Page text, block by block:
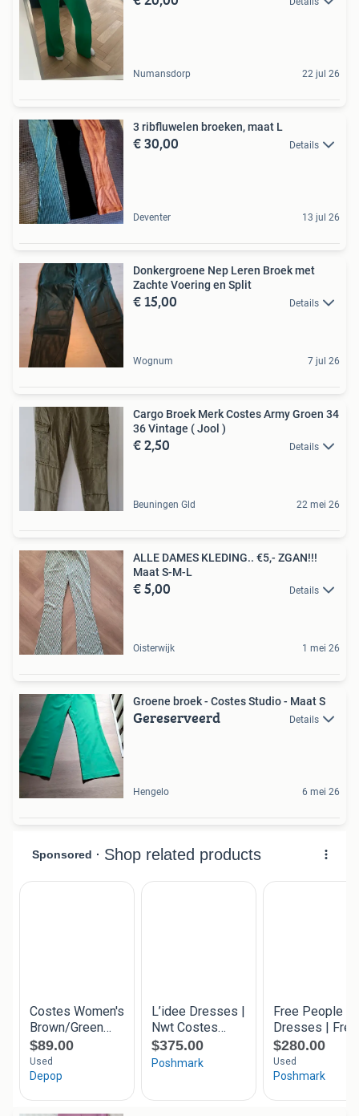
Numansdorp 22 jul 26
3 ribfluwelen broeken, maat L
€ 30,00 Details
Deventer 13 jul 26
Donkergroene Nep Leren Broek met
Zachte Voering en Split
€ 15,00 Details
Wognum 7 jul 26
Cargo Broek Merk Costes Army Groen 34
36 Vintage ( Jool )
€ 2,50 Details
Beuningen Gld 22 mei 26
ALLE DAMES KLEDING.. €5,- ZGAN!!!
Maat S-M-L
€ 5,00 Details
Oisterwijk 1 mei 26
Groene broek - Costes Studio - Maat S
Gereserveerd Details
Hengelo 6 mei 26